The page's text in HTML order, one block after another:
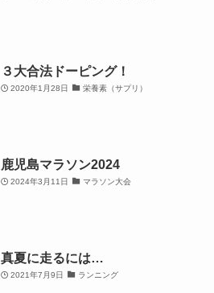
３大合法ドーピング！
2020年1月28日 栄養素（サプリ）
鹿児島マラソン2024
2024年3月11日 マラソン大会
真夏に走るには…
2021年7月9日 ランニング